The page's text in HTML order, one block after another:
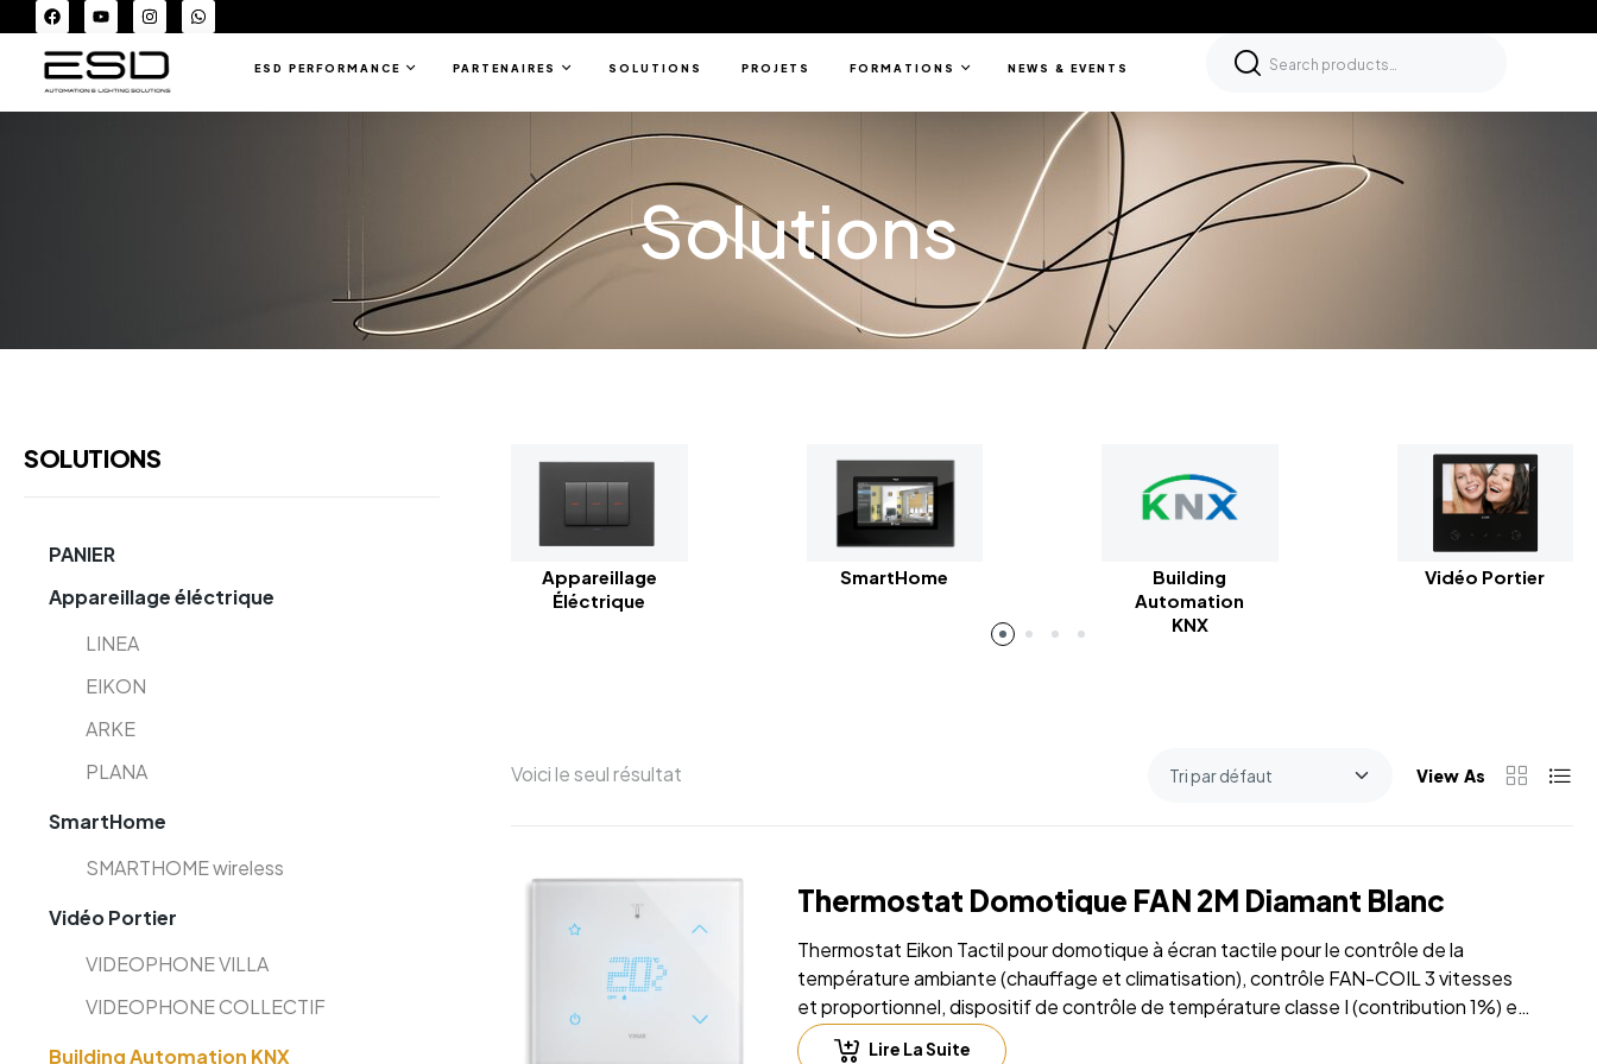
ESD PERFORMANCE PARTENAIRES SOLUTIONS PROJETS FORMATIONS NEWS & EVENTS
Solutions
Appareillage
Éléctrique
SmartHome
Building
Automation
KNX
Vidéo Portier
Voici le seul résultat View As
Thermostat Domotique FAN 2M Diamant Blanc
Thermostat Eikon Tactil pour domotique à écran tactile pour le contrôle de la
température ambiante (chauffage et climatisation), contrôle FAN-COIL 3 vitesses
et proportionnel, dispositif de contrôle de température classe I (contribution 1%) en
ON/OFF mode, classe IV (contribution 2%) en mode PID, interfaçable avec
Lire La Suite
SOLUTIONS
PANIER
Appareillage éléctrique
LINEA
EIKON
ARKE
PLANA
SmartHome
SMARTHOME wireless
Vidéo Portier
VIDEOPHONE VILLA
VIDEOPHONE COLLECTIF
Building Automation KNX